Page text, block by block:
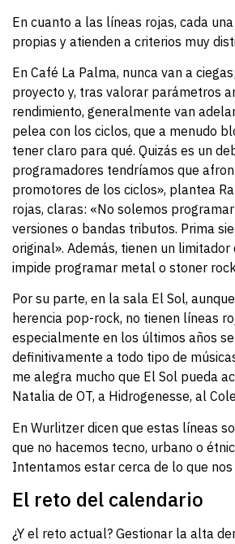
En cuanto a las líneas rojas, cada
propias y atienden a criterios muy
En Café La Palma, nunca van a
proyecto y, tras valorar parámetros
rendimiento, generalmente van
pelea con los ciclos, que a menudo
tener claro para qué. Quizás es un
programadores tendríamos que
promotores de los ciclos», plantea
rojas, claras: «No solemos
versiones o bandas tributos. Prima
original». Además, tienen un
impide programar metal o stoner
Por su parte, en la sala El Sol,
herencia pop-rock, no tienen líneas
especialmente en los últimos años
definitivamente a todo tipo de
me alegra mucho que El Sol pueda
Natalia de OT, a Hidrogenesse, al
En Wurlitzer dicen que estas líneas
que no hacemos tecno, urbano o
Intentamos estar cerca de lo que nos
El reto del calendario
¿Y el reto actual? Gestionar la alta